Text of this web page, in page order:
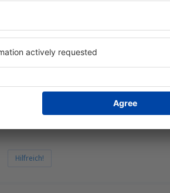
Einzelheiten
Hilfreich!